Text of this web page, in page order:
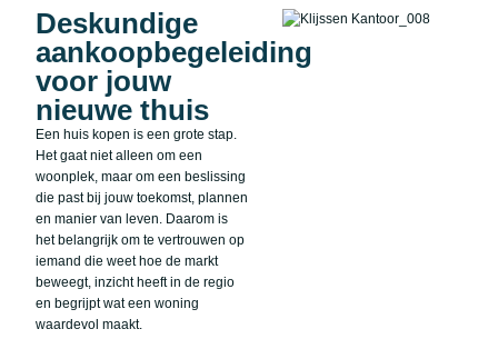
Deskundige
aankoopbegeleiding
voor jouw
nieuwe thuis
Een huis kopen is een grote stap.
Het gaat niet alleen om een
woonplek, maar om een beslissing
die past bij jouw toekomst, plannen
en manier van leven. Daarom is
het belangrijk om te vertrouwen op
iemand die weet hoe de markt
beweegt, inzicht heeft in de regio
en begrijpt wat een woning
waardevol maakt.